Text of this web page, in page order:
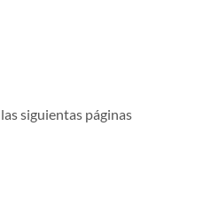
siguientas páginas